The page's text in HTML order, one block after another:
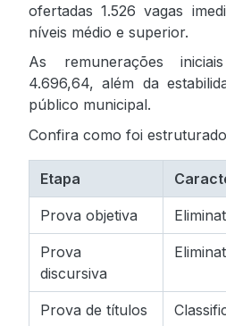
ofertadas 1.526 vagas
níveis médio e superior.
As remunerações
4.696,64, além da
público municipal.
Confira como foi
Etapa
Prova objetiva
Prova
discursiva
Prova de títulos